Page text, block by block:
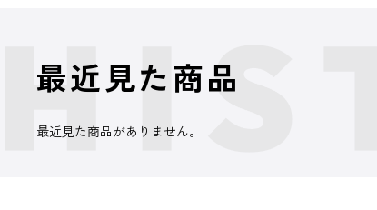
最近見た商品
最近見た商品がありません。